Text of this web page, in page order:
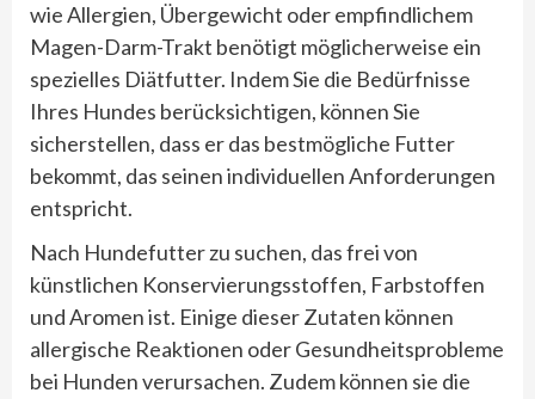
wie Allergien, Übergewicht oder empfindlichem
Magen-Darm-Trakt benötigt möglicherweise ein
spezielles Diätfutter. Indem Sie die Bedürfnisse
Ihres Hundes berücksichtigen, können Sie
sicherstellen, dass er das bestmögliche Futter
bekommt, das seinen individuellen Anforderungen
entspricht.
Nach Hundefutter zu suchen, das frei von
künstlichen Konservierungsstoffen, Farbstoffen
und Aromen ist. Einige dieser Zutaten können
allergische Reaktionen oder Gesundheitsprobleme
bei Hunden verursachen. Zudem können sie die